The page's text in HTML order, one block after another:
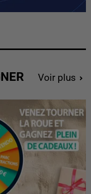
Voir plus